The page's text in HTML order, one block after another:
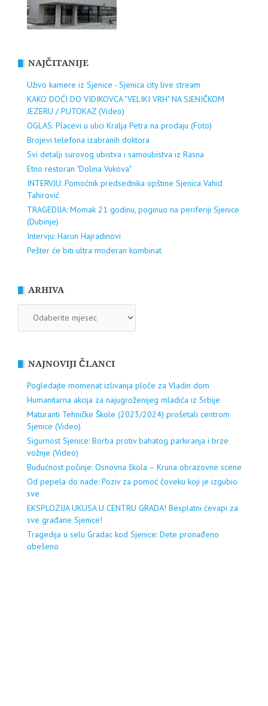
NAJČITANIJE
Uživo kamere iz Sjenice - Sjenica city live stream
KAKO DOĆI DO VIDIKOVCA "VELIKI VRH" NA SJENIČKOM
JEZERU / PUTOKAZ (Video)
OGLAS: Placevi u ulici Kralja Petra na prodaju (Foto)
Brojevi telefona izabranih doktora
Svi detalji surovog ubistva i samoubistva iz Rasna
Etno restoran "Dolina Vukova"
INTERVJU: Pomoćnik predsednika opštine Sjenica Vahid
Tahirović
TRAGEDIJA: Momak 21 godinu, poginuo na periferiji Sjenice
(Dubinje)
Intervju: Harun Hajradinovi
Pešter će biti ultra moderan kombinat
ARHIVA
NAJNOVIJI ČLANCI
Pogledajte momenat izlivanja ploče za Vladin dom
Humanitarna akcija za najugroženijeg mladića iz Srbije
Maturanti Tehničke Škole (2023/2024) prošetali centrom
Sjenice (Video)
Sigurnost Sjenice: Borba protiv bahatog parkiranja i brze
vožnje (Video)
Budućnost počinje: Osnovna škola – Kruna obrazovne scene
Od pepela do nade: Poziv za pomoć čoveku koji je izgubio
sve
EKSPLOZIJA UKUSA U CENTRU GRADA! Besplatni ćevapi za
sve građane Sjenice!
Tragedija u selu Gradac kod Sjenice: Dete pronađeno
obešeno